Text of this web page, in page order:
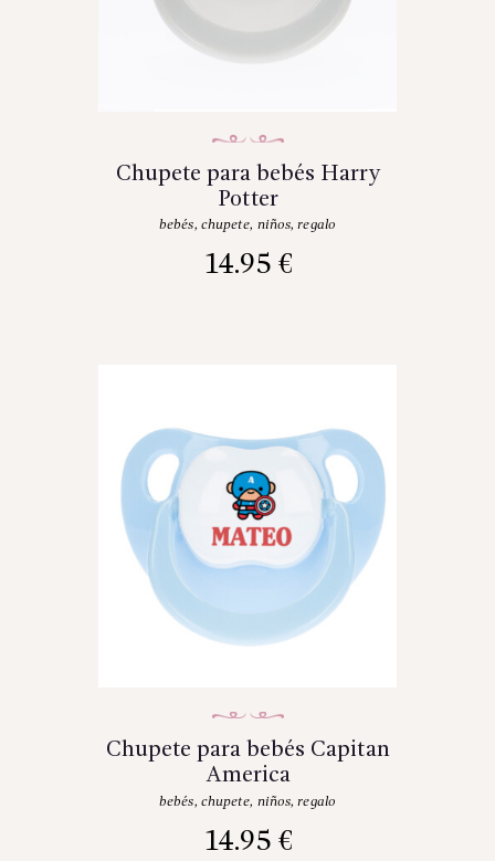
Chupete para bebés Harry
Potter
bebés, chupete, niños,regalo
14.95 €
Chupete para bebés Capitan
America
bebés, chupete, niños,regalo
14.95 €